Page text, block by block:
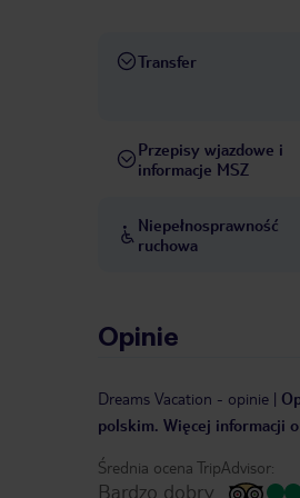
Transfer
Przepisy wjazdowe i
informacje MSZ
Niepełnosprawność
ruchowa
Opinie
Dreams Vacation - opinie |
polskim. Więcej informacji
Średnia ocena TripAdvisor:
Bardzo dobry